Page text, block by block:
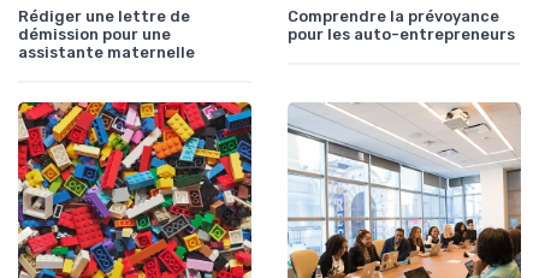
Rédiger une lettre de
démission pour une
assistante maternelle
Comprendre la prévoyance
pour les auto-entrepreneurs